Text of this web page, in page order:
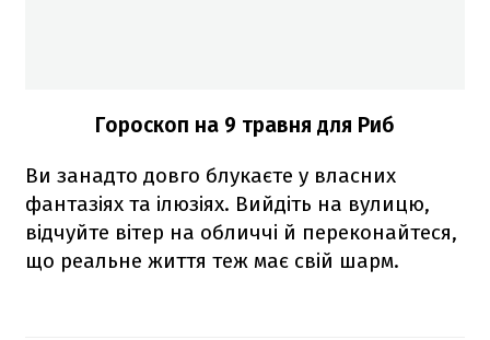
Гороскоп на 9 травня для Риб
Ви занадто довго блукаєте у власних
фантазіях та ілюзіях. Вийдіть на вулицю,
відчуйте вітер на обличчі й переконайтеся,
що реальне життя теж має свій шарм.